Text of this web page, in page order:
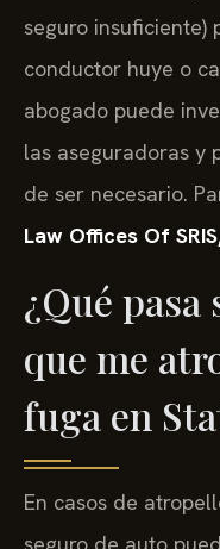
seguro insuficiente)
conductor huye o
abogado puede
las aseguradoras y
de ser necesario.
Law Offices Of
¿Qué
que me
fuga en
En casos de